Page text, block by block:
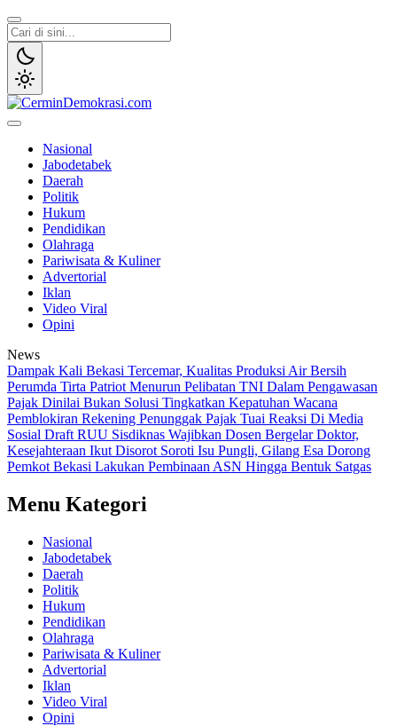
Lewati
ke
konten
Nasional
Jabodetabek
Daerah
Politik
Hukum
Pendidikan
Olahraga
Pariwisata & Kuliner
Advertorial
Iklan
Video Viral
Opini
News
Dampak Kali Bekasi Tercemar, Kualitas Produksi Air Bersih
Perumda Tirta Patriot Menurun Pelibatan TNI Dalam Pengawasan
Pajak Dinilai Bukan Solusi Tingkatkan Kepatuhan Wacana
Pemblokiran Rekening Penunggak Pajak Tuai Reaksi Di Media
Sosial Draft RUU Sisdiknas Wajibkan Dosen Bergelar Doktor,
Kesejahteraan Ikut Disorot Soroti Isu Pungli, Gilang Esa Dorong
Pemkot Bekasi Lakukan Pembinaan ASN Hingga Bentuk Satgas
Menu Kategori
Nasional
Jabodetabek
Daerah
Politik
Hukum
Pendidikan
Olahraga
Pariwisata & Kuliner
Advertorial
Iklan
Video Viral
Opini